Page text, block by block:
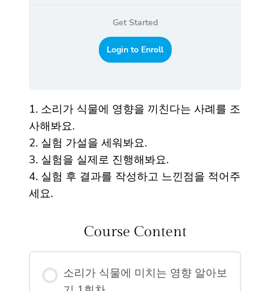
Get Started
Login to Enroll
1. 소리가 식물에 영향을 끼친다는 사례를 조
사해봐요.
2. 실험 가설을 세워봐요.
3. 실험을 실제로 진행해봐요.
4. 실험 후 결과를 작성하고 느낀점을 적어주
세요.
Course Content
소리가 식물에 미치는 영향 알아보